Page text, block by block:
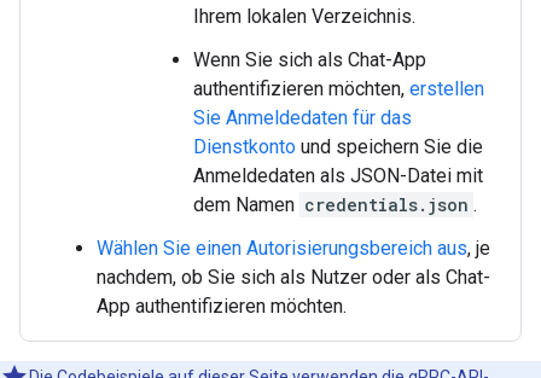
Ihrem lokalen Verzeichnis.
Wenn Sie sich als Chat-App
authentifizieren möchten, erstellen
Sie Anmeldedaten für das
Dienstkonto und speichern Sie die
Anmeldedaten als JSON-Datei mit
dem Namen credentials.json .
Wählen Sie einen Autorisierungsbereich aus, je
nachdem, ob Sie sich als Nutzer oder als Chat-
App authentifizieren möchten.